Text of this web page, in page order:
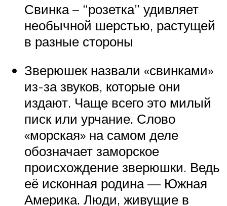
Свинка – “розетка” удивляет
необычной шерстью, растущей
в разные стороны
Зверюшек назвали «свинками»
из-за звуков, которые они
издают. Чаще всего это милый
писк или урчание. Слово
«морская» на самом деле
обозначает заморское
происхождение зверюшки. Ведь
её исконная родина — Южная
Америка. Люди, живущие в